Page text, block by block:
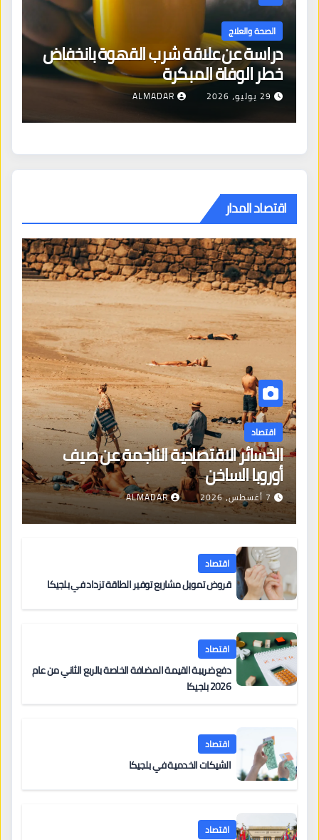
الصحة والعلاج
دراسة عن علاقة شرب القهوة بانخفاض
خطر الوفاة المبكرة
29 يوليو، 2026 ALMADAR
اقتصاد المدار
اقتصاد
الخسائر الاقتصادية الناجمة عن صيف
أوروبا الساخن
7 أغسطس، 2026 ALMADAR
اقتصاد
قروض تمويل مشاريع توفير الطاقة تزداد في بلجيكا
اقتصاد
دفع ضريبة القيمة المضافة الخاصة بالربع الثاني من عام
2026 بلجيكا
اقتصاد
الشيكات الخدمية في بلجيكا
اقتصاد